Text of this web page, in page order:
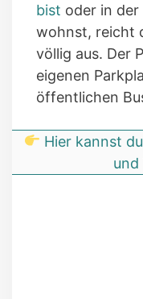
bist oder in
wohnst, reicht
völlig aus. Der
eigenen
öffentlichen
Hier kannst